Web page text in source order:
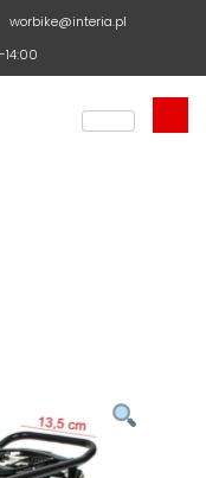
worbike@interia.pl